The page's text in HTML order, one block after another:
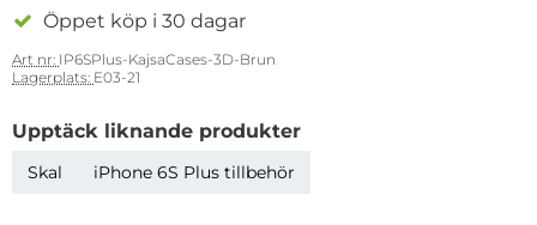
Öppet köp i 30 dagar
Art nr: IP6SPlus-KajsaCases-3D-Brun
Lagerplats: E03-21
Upptäck liknande produkter
Skal iPhone 6S Plus tillbehör